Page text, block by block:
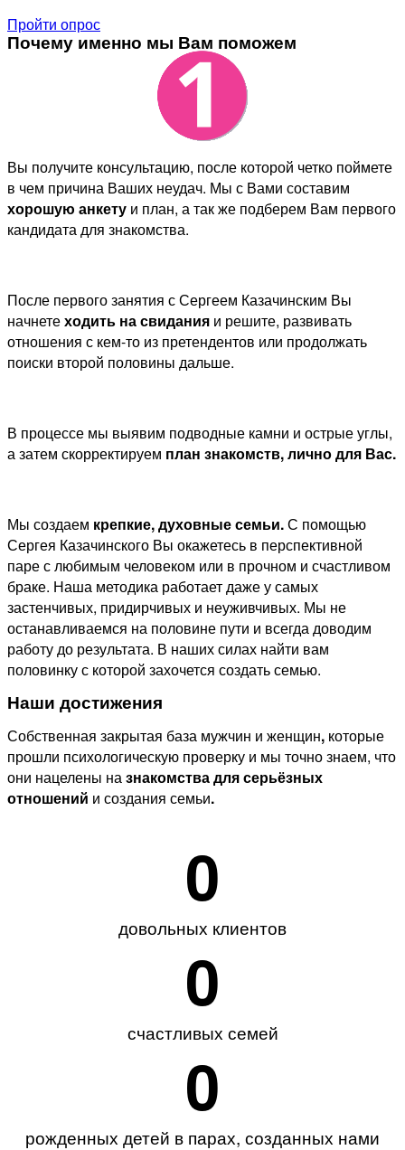
Пройти опрос
Почему именно мы Вам поможем
Вы получите консультацию, после которой четко поймете
в чем причина Ваших неудач. Мы с Вами составим
хорошую анкету и план, а так же подберем Вам первого
кандидата для знакомства.
После первого занятия с Сергеем Казачинским Вы
начнетеходить на свидания и решите, развивать
отношения с кем-то из претендентов или продолжать
поиски второй половины дальше.
В процессе мы выявим подводные камни и острые углы,
а затем скорректируем план знакомств, лично для Вас.
Мы создаем крепкие, духовные семьи.С помощью
Сергея Казачинского Вы окажетесь в перспективной
паре с любимым человеком или в прочном и счастливом
браке. Наша методика работает даже у самых
застенчивых, придирчивых и неуживчивых. Мы не
останавливаемся на половине пути и всегда доводим
работу до результата. В наших силах найти вам
половинку с которой захочется создать семью.
Наши достижения
Собственная закрытая база мужчин и женщин, которые
прошли психологическую проверку и мы точно знаем, что
они нацелены назнакомства для серьёзных
отношений и создания семьи.
0
довольных клиентов
0
счастливых семей
0
рожденных детей в парах, созданных нами